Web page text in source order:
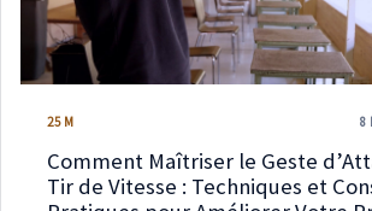
25 M 8
Comment Maîtriser le Geste
Tir de Vitesse : Techniques et